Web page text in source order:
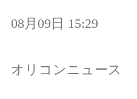
08月09日 15:29
オリコンニュース